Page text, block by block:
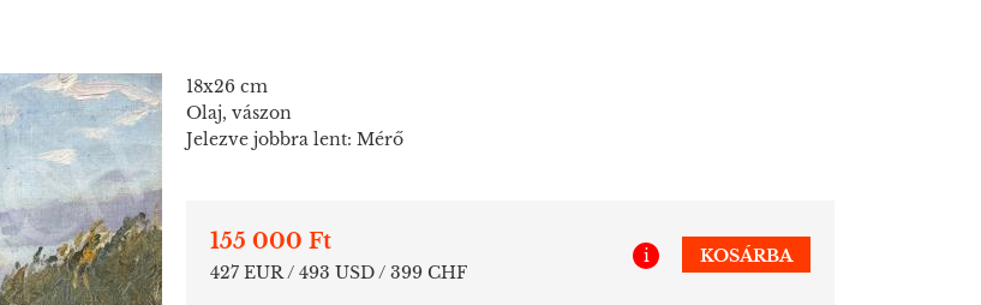
18x26 cm
Olaj, vászon
Jelezve jobbra lent: Mérő
155 000 Ft
427 EUR / 493 USD / 399 CHF
i KOSÁRBA